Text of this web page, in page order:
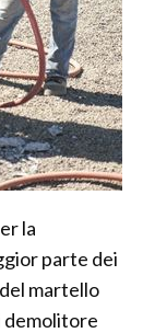
la
parte dei
martello
demolitore